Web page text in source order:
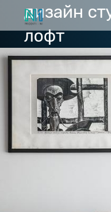
дизайн
лофт